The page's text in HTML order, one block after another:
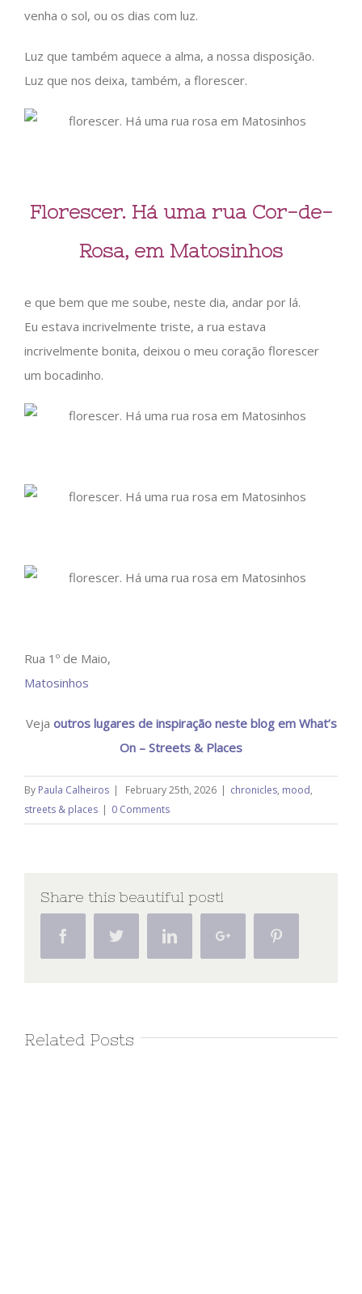
venha o sol, ou os dias com luz.
Luz que também aquece a alma, a nossa disposição.
Luz que nos deixa, também, a florescer.
Florescer. Há uma rua Cor-de-
Rosa, em Matosinhos
e que bem que me soube, neste dia, andar por lá.
Eu estava incrivelmente triste, a rua estava
incrivelmente bonita, deixou o meu coração florescer
um bocadinho.
Rua 1º de Maio,
Matosinhos
Veja outros lugares de inspiração neste blog em What’s
On – Streets & Places
By Paula Calheiros | February 25th, 2026 | chronicles, mood,
streets & places | 0 Comments
Share this beautiful post!
Facebook Twitter LinkedinGoogle+
Related Posts